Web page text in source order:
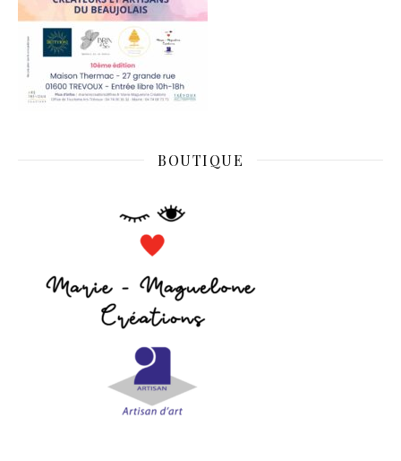
BOUTIQUE